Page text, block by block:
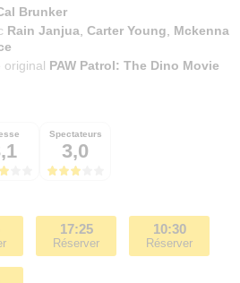
Brunker
Rain Janjua ,Carter Young
Mckenna
original PAW Patrol: The Dino Movie
Spectateurs
3,0
17:25
Réserver
10:30
Réserver